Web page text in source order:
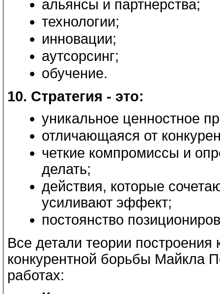
альянсы и партнерства;
технологии;
инновации;
аутсорсинг;
обучение.
10. Стратегия - это:
уникальное ценностное
отличающаяся от
четкие компромиссы и
делать;
действия, которые
усиливают эффект;
постоянство
Все детали теории построения
конкурентной борьбы Майкла
работах: